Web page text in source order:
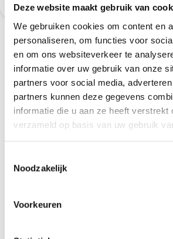
Deze website maakt gebruik van
We gebruiken cookies om content en
personaliseren, om functies voor
en om ons websiteverkeer te
informatie over uw gebruik van onze
partners voor social media,
partners kunnen deze gegevens
informatie die u aan ze heeft verstrekt
verzameld op basis van uw gebruik
Noodzakelijk
Voorkeuren
Let op : Gebruik een kluswijzer
van het isolatiemateriaal. Een
ongeveer 2 dagen.
Download de
Betonvloer isoleren met
Houten vloer isoleren met